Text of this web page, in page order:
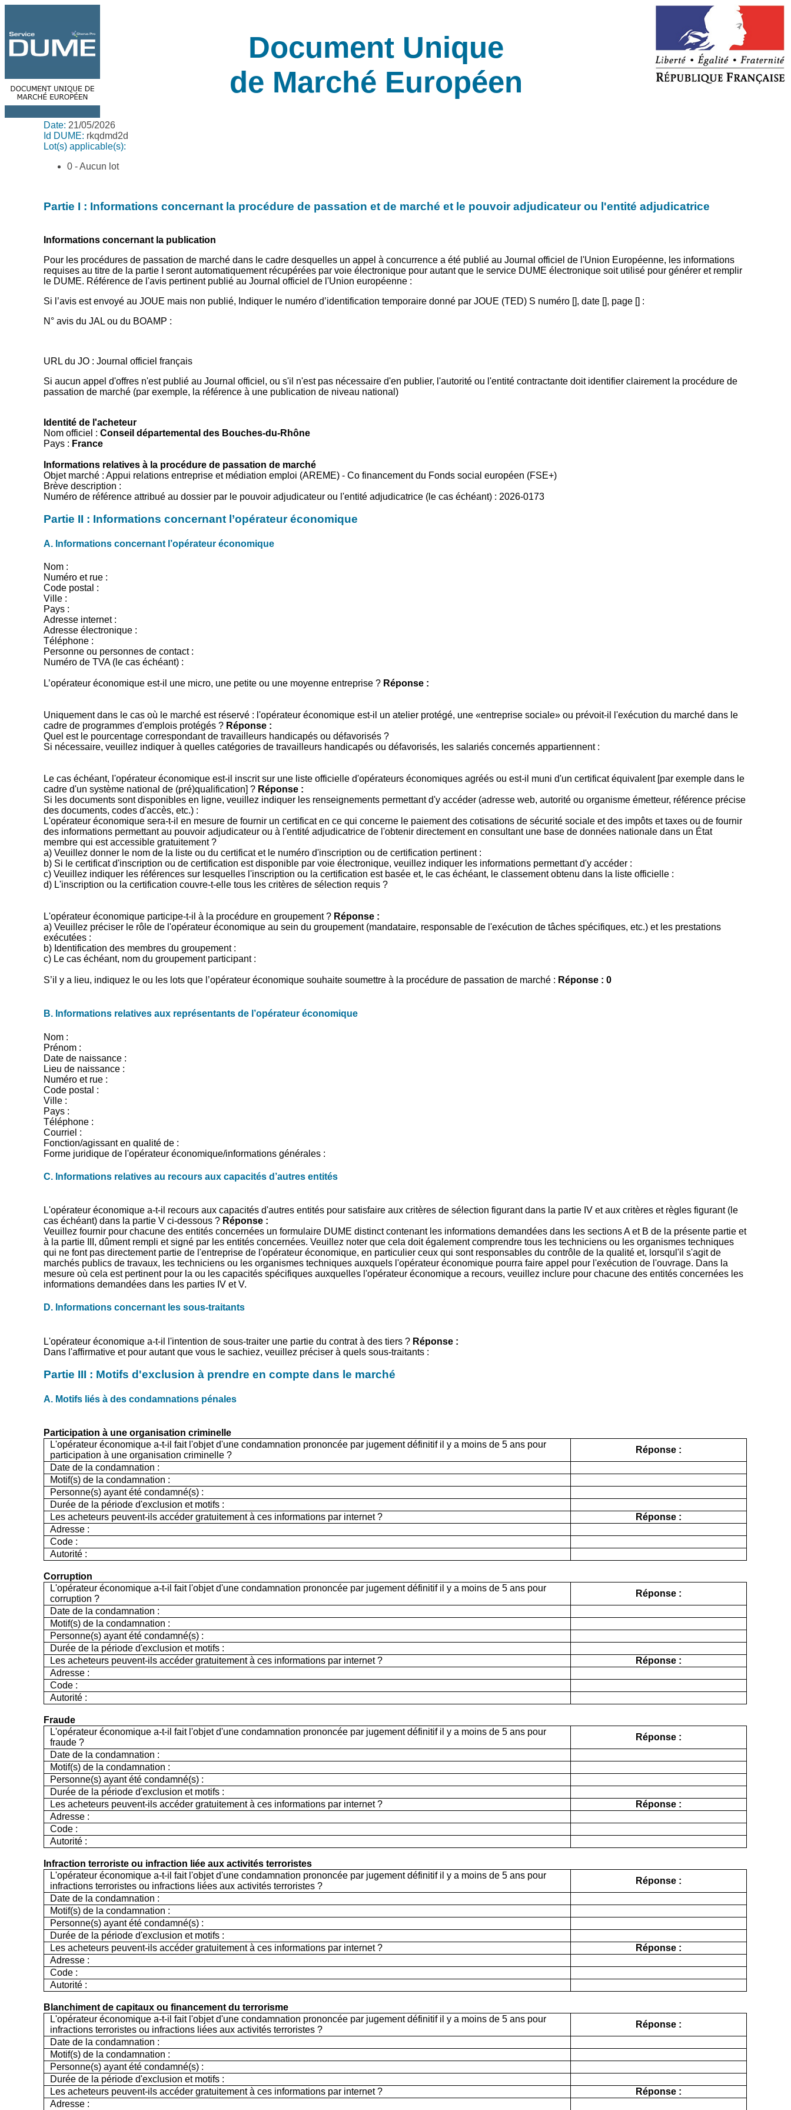
Document Unique
de Marché Européen
Date: 21/05/2026
Id DUME: rkqdmd2d
Lot(s) applicable(s):
0 - Aucun lot
Partie I : Informations concernant la procédure de passation et de marché et le pouvoir adjudicateur ou l'entité adjudicatrice
Informations concernant la publication
Pour les procédures de passation de marché dans le cadre desquelles un appel à concurrence a été publié au Journal officiel de l'Union Européenne, les informations
requises au titre de la partie I seront automatiquement récupérées par voie électronique pour autant que le service DUME électronique soit utilisé pour générer et remplir
le DUME. Référence de l'avis pertinent publié au Journal officiel de l'Union européenne :
Si l’avis est envoyé au JOUE mais non publié, Indiquer le numéro d’identification temporaire donné par JOUE (TED) S numéro [], date [], page [] :
N° avis du JAL ou du BOAMP :
URL du JO : Journal officiel français
Si aucun appel d'offres n'est publié au Journal officiel, ou s'il n'est pas nécessaire d'en publier, l'autorité ou l'entité contractante doit identifier clairement la procédure de
passation de marché (par exemple, la référence à une publication de niveau national)
Identité de l'acheteur
Nom officiel :Conseil départemental des Bouches-du-Rhône
Pays : France
Informations relatives à la procédure de passation de marché
Objet marché : Appui relations entreprise et médiation emploi (AREME) - Co financement du Fonds social européen (FSE+)
Brève description :
Numéro de référence attribué au dossier par le pouvoir adjudicateur ou l'entité adjudicatrice (le cas échéant) : 2026-0173
Partie II : Informations concernant l’opérateur économique
A. Informations concernant l’opérateur économique
Nom :
Numéro et rue :
Code postal :
Ville :
Pays :
Adresse internet :
Adresse électronique :
Téléphone :
Personne ou personnes de contact :
Numéro de TVA (le cas échéant) :
L’opérateur économique est-il une micro, une petite ou une moyenne entreprise ? Réponse :
Uniquement dans le cas où le marché est réservé : l'opérateur économique est-il un atelier protégé, une «entreprise sociale» ou prévoit-il l'exécution du marché dans le
cadre de programmes d'emplois protégés ? Réponse :
Quel est le pourcentage correspondant de travailleurs handicapés ou défavorisés ?
Si nécessaire, veuillez indiquer à quelles catégories de travailleurs handicapés ou défavorisés, les salariés concernés appartiennent :
Le cas échéant, l'opérateur économique est-il inscrit sur une liste officielle d'opérateurs économiques agréés ou est-il muni d'un certificat équivalent [par exemple dans le
cadre d'un système national de (pré)qualification] ? Réponse :
Si les documents sont disponibles en ligne, veuillez indiquer les renseignements permettant d'y accéder (adresse web, autorité ou organisme émetteur, référence précise
des documents, codes d'accès, etc.) :
L'opérateur économique sera-t-il en mesure de fournir un certificat en ce qui concerne le paiement des cotisations de sécurité sociale et des impôts et taxes ou de fournir
des informations permettant au pouvoir adjudicateur ou à l'entité adjudicatrice de l'obtenir directement en consultant une base de données nationale dans un État
membre qui est accessible gratuitement ?
a) Veuillez donner le nom de la liste ou du certificat et le numéro d'inscription ou de certification pertinent :
b) Si le certificat d'inscription ou de certification est disponible par voie électronique, veuillez indiquer les informations permettant d'y accéder :
c) Veuillez indiquer les références sur lesquelles l'inscription ou la certification est basée et, le cas échéant, le classement obtenu dans la liste officielle :
d) L'inscription ou la certification couvre-t-elle tous les critères de sélection requis ?
L'opérateur économique participe-t-il à la procédure en groupement ? Réponse :
a) Veuillez préciser le rôle de l'opérateur économique au sein du groupement (mandataire, responsable de l'exécution de tâches spécifiques, etc.) et les prestations
exécutées :
b) Identification des membres du groupement :
c) Le cas échéant, nom du groupement participant :
S’il y a lieu, indiquez le ou les lots que l’opérateur économique souhaite soumettre à la procédure de passation de marché : Réponse : 0
B. Informations relatives aux représentants de l’opérateur économique
Nom :
Prénom :
Date de naissance :
Lieu de naissance :
Numéro et rue :
Code postal :
Ville :
Pays :
Téléphone :
Courriel :
Fonction/agissant en qualité de :
Forme juridique de l'opérateur économique/informations générales :
C. Informations relatives au recours aux capacités d’autres entités
L'opérateur économique a-t-il recours aux capacités d'autres entités pour satisfaire aux critères de sélection figurant dans la partie IV et aux critères et règles figurant (le
cas échéant) dans la partie V ci-dessous ? Réponse :
Veuillez fournir pour chacune des entités concernées un formulaire DUME distinct contenant les informations demandées dans les sections A et B de la présente partie et
à la partie III, dûment rempli et signé par les entités concernées. Veuillez noter que cela doit également comprendre tous les techniciens ou les organismes techniques
qui ne font pas directement partie de l'entreprise de l'opérateur économique, en particulier ceux qui sont responsables du contrôle de la qualité et, lorsqul'il s'agit de
marchés publics de travaux, les techniciens ou les organismes techniques auxquels l'opérateur économique pourra faire appel pour l'exécution de l'ouvrage. Dans la
mesure où cela est pertinent pour la ou les capacités spécifiques auxquelles l'opérateur économique a recours, veuillez inclure pour chacune des entités concernées les
informations demandées dans les parties IV et V.
D. Informations concernant les sous-traitants
L'opérateur économique a-t-il l'intention de sous-traiter une partie du contrat à des tiers ? Réponse :
Dans l'affirmative et pour autant que vous le sachiez, veuillez préciser à quels sous-traitants :
Partie III : Motifs d'exclusion à prendre en compte dans le marché
A. Motifs liés à des condamnations pénales
Participation à une organisation criminelle
L'opérateur économique a-t-il fait l'objet d'une condamnation prononcée par jugement définitif il y a moins de 5 ans pour
participation à une organisation criminelle ?
Réponse :
Date de la condamnation :
Motif(s) de la condamnation :
Personne(s) ayant été condamné(s) :
Durée de la période d'exclusion et motifs :
Les acheteurs peuvent-ils accéder gratuitement à ces informations par internet ?
Réponse :
Adresse :
Code :
Autorité :
Corruption
L'opérateur économique a-t-il fait l'objet d'une condamnation prononcée par jugement définitif il y a moins de 5 ans pour
corruption ?
Réponse :
Date de la condamnation :
Motif(s) de la condamnation :
Personne(s) ayant été condamné(s) :
Durée de la période d'exclusion et motifs :
Les acheteurs peuvent-ils accéder gratuitement à ces informations par internet ?
Réponse :
Adresse :
Code :
Autorité :
Fraude
L'opérateur économique a-t-il fait l'objet d'une condamnation prononcée par jugement définitif il y a moins de 5 ans pour
fraude ?
Réponse :
Date de la condamnation :
Motif(s) de la condamnation :
Personne(s) ayant été condamné(s) :
Durée de la période d'exclusion et motifs :
Les acheteurs peuvent-ils accéder gratuitement à ces informations par internet ?
Réponse :
Adresse :
Code :
Autorité :
Infraction terroriste ou infraction liée aux activités terroristes
L'opérateur économique a-t-il fait l'objet d'une condamnation prononcée par jugement définitif il y a moins de 5 ans pour
infractions terroristes ou infractions liées aux activités terroristes ?
Réponse :
Date de la condamnation :
Motif(s) de la condamnation :
Personne(s) ayant été condamné(s) :
Durée de la période d'exclusion et motifs :
Les acheteurs peuvent-ils accéder gratuitement à ces informations par internet ?
Réponse :
Adresse :
Code :
Autorité :
Blanchiment de capitaux ou financement du terrorisme
L'opérateur économique a-t-il fait l'objet d'une condamnation prononcée par jugement définitif il y a moins de 5 ans pour
infractions terroristes ou infractions liées aux activités terroristes ?
Réponse :
Date de la condamnation :
Motif(s) de la condamnation :
Personne(s) ayant été condamné(s) :
Durée de la période d'exclusion et motifs :
Les acheteurs peuvent-ils accéder gratuitement à ces informations par internet ?
Réponse :
Adresse :